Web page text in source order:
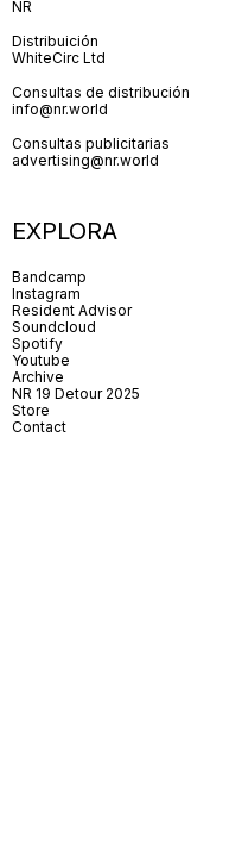
NR
Distribuición
WhiteCirc Ltd
Consultas de distribución
info@nr.world
Consultas publicitarias
advertising@nr.world
EXPLORA
Bandcamp
Instagram
Resident Advisor
Soundcloud
Spotify
Youtube
Archive
NR 19 Detour 2025
Store
Contact